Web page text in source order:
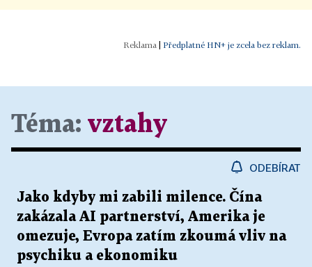
| Předplatné HN+ je zcela bez reklam.
Téma: vztahy
ODEBÍRAT
Jako kdyby mi zabili milence. Čína
zakázala AI partnerství, Amerika je
omezuje, Evropa zatím zkoumá vliv na
psychiku a ekonomiku